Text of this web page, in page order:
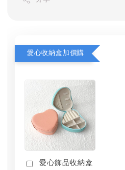
愛心收納盒加價購
愛心飾品收納盒